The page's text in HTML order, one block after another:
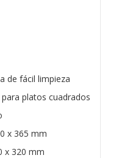
de fácil limpieza
platos cuadrados
x 365 mm
x 320 mm